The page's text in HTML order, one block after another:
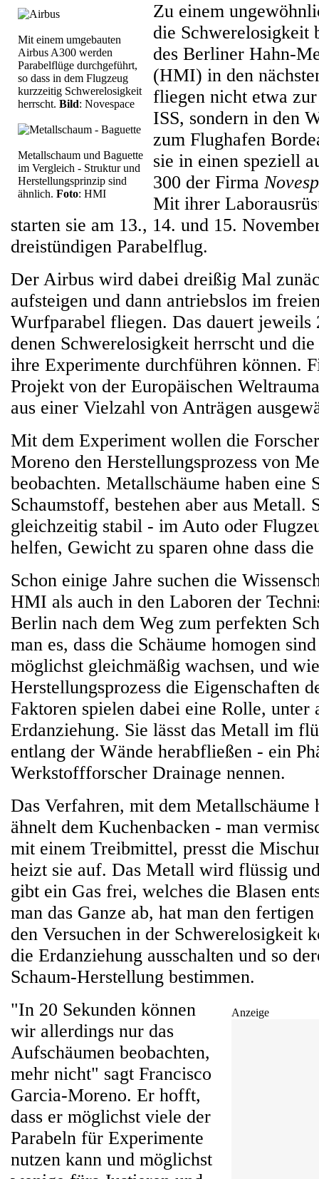
Mit einem umgebauten
Airbus A300 werden
Parabelflüge durchgeführt,
so dass in dem Flugzeug
kurzzeitig Schwerelosigkeit
herrscht. Bild: Novespace
Metallschaum und Baguette
im Vergleich - Struktur und
Herstellungsprinzip sind
ähnlich. Foto: HMI
Zu einem
die Schwerelosigkeit
des Berliner Hahn-
(HMI) in den
fliegen nicht etwa
ISS, sondern in den
zum Flughafen
sie in einen speziell
300 der Firma
Mit ihrer
starten sie am 13., 14. und 15.
dreistündigen Parabelflug.
Der Airbus wird dabei dreißig Mal
aufsteigen und dann antriebslos im
Wurfparabel fliegen. Das dauert jeweils
denen Schwerelosigkeit herrscht und
ihre Experimente durchführen können.
Projekt von der Europäischen
aus einer Vielzahl von Anträgen
Mit dem Experiment wollen die
Moreno den Herstellungsprozess von
beobachten. Metallschäume haben eine
Schaumstoff, bestehen aber aus Metall.
gleichzeitig stabil - im Auto oder
helfen, Gewicht zu sparen ohne dass
Schon einige Jahre suchen die
HMI als auch in den Laboren der
Berlin nach dem Weg zum perfekten
man es, dass die Schäume homogen
möglichst gleichmäßig wachsen, und
Herstellungsprozess die Eigenschaften
Faktoren spielen dabei eine Rolle, unter
Erdanziehung. Sie lässt das Metall im
entlang der Wände herabfließen - ein
Werkstoffforscher Drainage nennen.
Das Verfahren, mit dem Metallschäume
ähnelt dem Kuchenbacken - man
mit einem Treibmittel, presst die
heizt sie auf. Das Metall wird flüssig
gibt ein Gas frei, welches die Blasen
man das Ganze ab, hat man den
den Versuchen in der Schwerelosigkeit
die Erdanziehung ausschalten und so
Schaum-Herstellung bestimmen.
Anzeige
"In 20 Sekunden können
wir allerdings nur das
Aufschäumen beobachten,
mehr nicht" sagt Francisco
Garcia-Moreno. Er hofft,
dass er möglichst viele der
Parabeln für Experimente
nutzen kann und möglichst